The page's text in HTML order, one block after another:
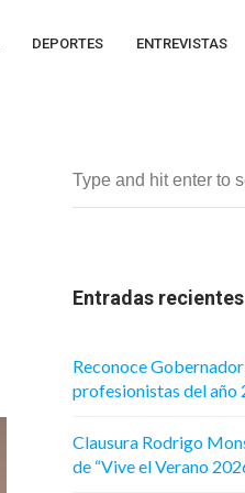
DEPORTES ENTREVISTAS
Entradas recientes
Reconoce Gobernador
profesionistas del año
Clausura Rodrigo
de “Vive el Verano